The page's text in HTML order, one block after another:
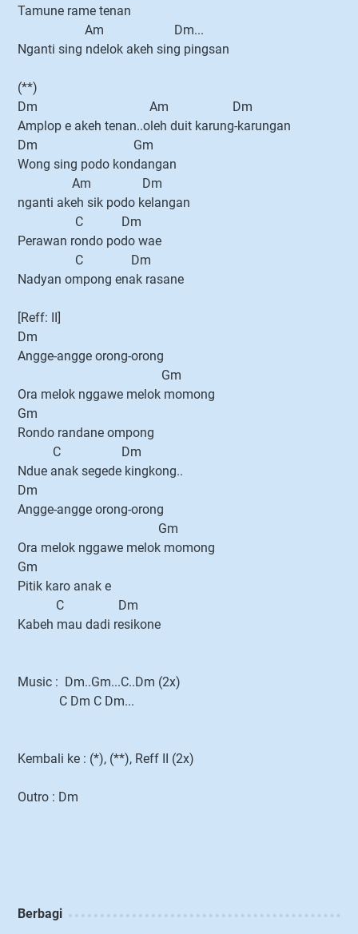
Tamune rame tenan
Am Dm...
Nganti sing ndelok akeh sing pingsan
(**)
Dm Am Dm
Amplop e akeh tenan..oleh duit karung-karungan
Dm Gm
Wong sing podo kondangan
Am Dm
nganti akeh sik podo kelangan
C Dm
Perawan rondo podo wae
C Dm
Nadyan ompong enak rasane
[Reff: II]
Dm
Angge-angge orong-orong
Gm
Ora melok nggawe melok momong
Gm
Rondo randane ompong
C Dm
Ndue anak segede kingkong..
Dm
Angge-angge orong-orong
Gm
Ora melok nggawe melok momong
Gm
Pitik karo anak e
C Dm
Kabeh mau dadi resikone
Music : Dm..Gm...C..Dm (2x)
C Dm C Dm...
Kembali ke : (*), (**), Reff II (2x)
Outro : Dm
Berbagi